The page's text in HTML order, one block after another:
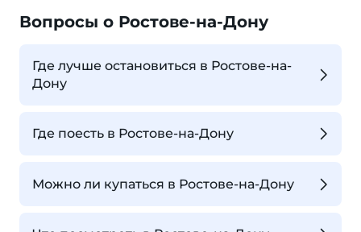
Вопросы о Ростове-на-Дону
Где лучше остановиться в Ростове-на-
Дону
Где поесть в Ростове-на-Дону
Можно ли купаться в Ростове-на-Дону